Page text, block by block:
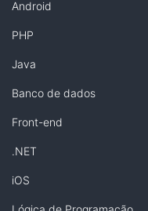
Android
PHP
Java
Banco de dados
Front-end
.NET
iOS